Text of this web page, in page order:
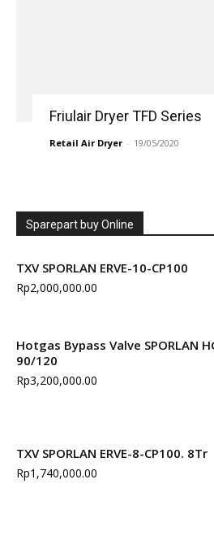
Friulair Dryer TFD Series
Retail Air Dryer - 19/05/2020
Sparepart buy Online
TXV SPORLAN ERVE-10-CP100
Rp2,000,000.00
Hotgas Bypass Valve SPORLAN
90/120
Rp3,200,000.00
TXV SPORLAN ERVE-8-CP100. 8Tr
Rp1,740,000.00